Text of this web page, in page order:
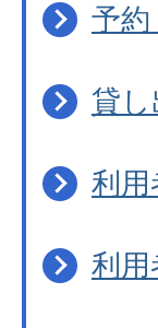
予
貸
利
利